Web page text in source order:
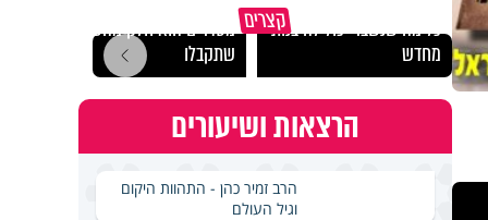
קצריםכל מה שנשבר יכול להיבנות
מחדש
מסדרים הוא חלק מהשפע
שתקבלו
הרצאות ושיעורים
הרב זמיר כהן - התהוות היקום
וגיל העולם